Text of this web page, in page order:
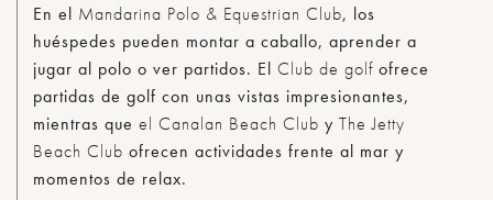
En el Mandarina Polo & Equestrian Club, los
huéspedes pueden montar a caballo, aprender a
jugar al polo o ver partidos. El Club de golf ofrece
partidas de golf con unas vistas impresionantes,
mientras que el Canalan Beach Club y The Jetty
Beach Club ofrecen actividades frente al mar y
momentos de relax.